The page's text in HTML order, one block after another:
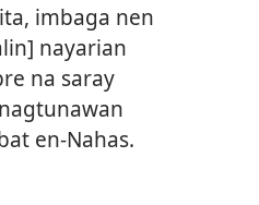
imbaga nen
nayarian
na saray
en-Nahas.